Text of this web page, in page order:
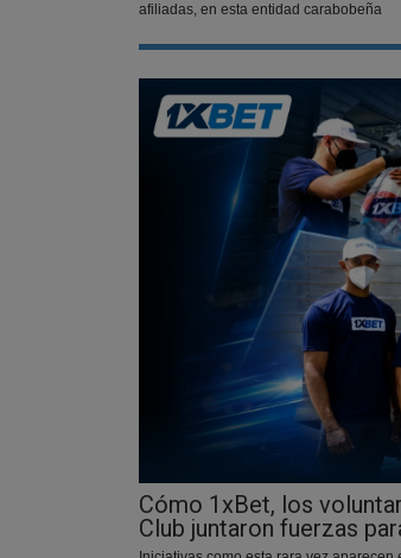
afiliadas, en esta entidad carabobeña
Cómo 1xBet, los
Club juntaron fuerzas